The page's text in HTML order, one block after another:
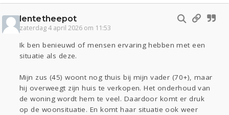
Zwanger
Klussen
Gevraagd
Horen Doen
Zien
Lezen
lentetheepot
zaterdag 4 april 2026 om 11:53
Ik ben benieuwd of mensen ervaring hebben met een
situatie als deze.
Mijn zus (45) woont nog thuis bij mijn vader (70+), maar
hij overweegt zijn huis te verkopen. Het onderhoud van
de woning wordt hem te veel. Daardoor komt er druk
op de woonsituatie. En komt haar situatie ook weer